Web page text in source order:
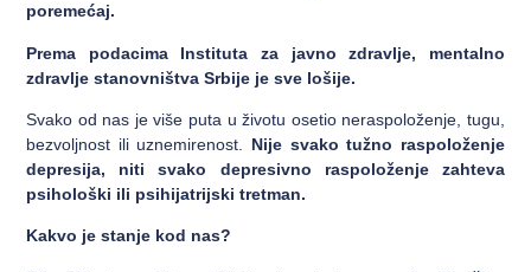
poremećaj.
Prema podacima Instituta za javno zdravlje, mentalno
zdravlje stanovništva Srbije je sve lošije.
Svako od nas je više puta u životu osetio neraspoloženje, tugu,
bezvoljnost ili uznemirenost.
Nije svako tužno raspoloženje
depresija, niti svako depresivno raspoloženje zahteva
psihološki ili psihijatrijski tretman.
Kakvo je stanje kod nas?